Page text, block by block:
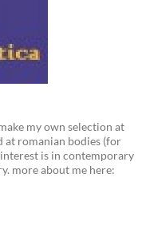
my own selection at
at romanian bodies (for
is in contemporary
more about me here: